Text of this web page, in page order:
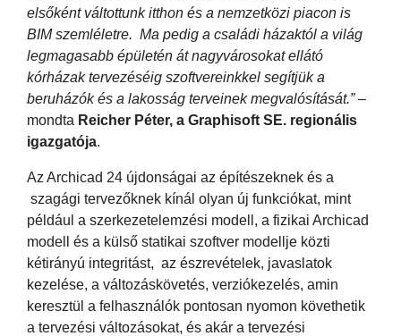
elsőként váltottunk itthon és a nemzetközi piacon is
BIM szemléletre. Ma pedig a családi házaktól a világ
legmagasabb épületén át nagyvárosokat ellátó
kórházak tervezéséig szoftvereinkkel segítjük a
beruházók és a lakosság terveinek megvalósítását.”–
mondta Reicher Péter, a Graphisoft SE. regionális
igazgatója.
Az Archicad 24 újdonságai az építészeknek és a
szagági tervezőknek kínál olyan új funkciókat, mint
például a szerkezetelemzési modell, a fizikai Archicad
modell és a külső statikai szoftver modellje közti
kétirányú integritást, az észrevételek, javaslatok
kezelése, a változáskövetés, verziókezelés, amin
keresztül a felhasználók pontosan nyomon követhetik
a tervezési változásokat, és akár a tervezési